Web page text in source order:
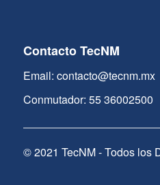
Contacto TecNM
Email: contacto@tecnm.mx
Conmutador: 55 36002500
© 2021 TecNM - Todos los